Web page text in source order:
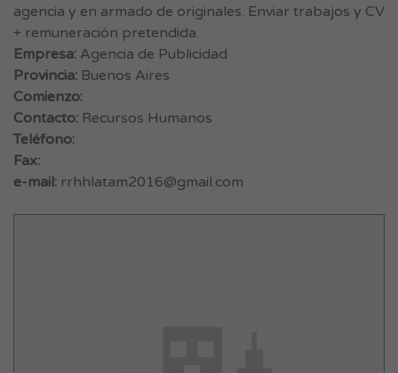
agencia y en armado de originales. Enviar trabajos y CV
+ remuneración pretendida.
Empresa: Agencia de Publicidad
Provincia: Buenos Aires
Comienzo:
Contacto: Recursos Humanos
Teléfono:
Fax:
e-mail: rrhhlatam2016@gmail.com